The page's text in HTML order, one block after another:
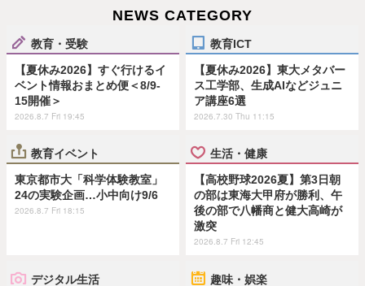
NEWS CATEGORY
教育・受験
【夏休み2026】すぐ行けるイ
ベント情報おまとめ便＜8/9-
15開催＞
2026.8.7 Fri 19:45
教育ICT
【夏休み2026】東大メタバー
ス工学部、生成AIなどジュニ
ア講座6選
2026.7.30 Thu 11:15
教育イベント
東京都市大「科学体験教室」
24の実験企画…小中向け9/6
2026.8.7 Fri 18:15
生活・健康
【高校野球2026夏】第3日朝
の部は東海大甲府が勝利、午
後の部で八幡商と健大高崎が
激突
2026.8.7 Fri 12:45
デジタル生活 趣味・娯楽